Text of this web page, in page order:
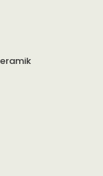
en smakfull
helhet.
information om